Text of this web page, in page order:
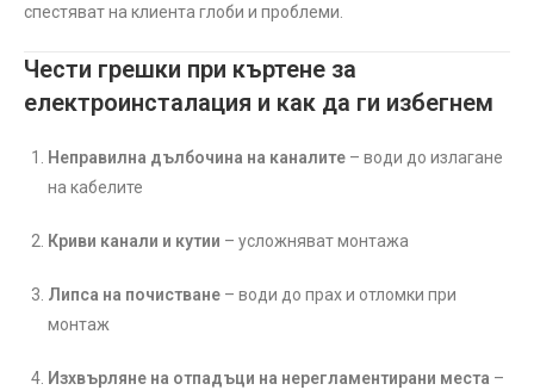
спестяват на клиента глоби и проблеми.
Чести грешки при къртене за
електроинсталация и как да ги избегнем
Неправилна дълбочина на каналите – води до излагане
на кабелите
Криви канали и кутии – усложняват монтажа
Липса на почистване – води до прах и отломки при
монтаж
Изхвърляне на отпадъци на нерегламентирани места –